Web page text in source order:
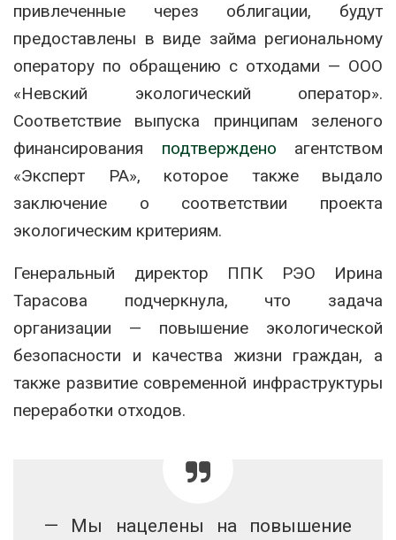
привлеченные через облигации, будут
предоставлены в виде займа региональному
оператору по обращению с отходами — ООО
«Невский экологический оператор».
Соответствие выпуска принципам зеленого
финансирования подтверждено агентством
«Эксперт РА», которое также выдало
заключение о соответствии проекта
экологическим критериям.
Генеральный директор ППК РЭО Ирина
Тарасова подчеркнула, что задача
организации — повышение экологической
безопасности и качества жизни граждан, а
также развитие современной инфраструктуры
переработки отходов.
— Мы нацелены на повышение